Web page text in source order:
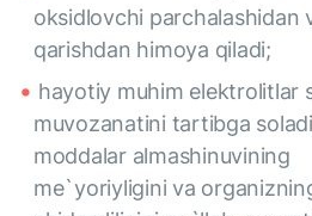
oksidlovchi parchalashidan
qarishdan himoya qiladi;
hayotiy muhim elektrolitlar
muvozanatini tartibga
moddalar almashinuvining
me`yoriyligini va